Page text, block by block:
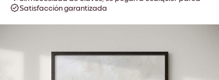
Satisfacción garantizada